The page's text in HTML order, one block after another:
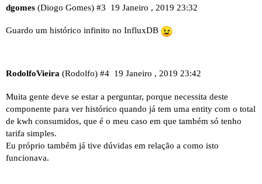
dgomes (Diogo Gomes) 19 Janeiro , 2019 23:32
#3
Guardo um histórico infinito no InfluxDB
RodolfoVieira (Rodolfo) 19 Janeiro , 2019 23:42
#4
Muita gente deve se estar a perguntar, porque necessita deste
componente para ver histórico quando já tem uma entity com o total
de kwh consumidos, que é o meu caso em que também só tenho
tarifa simples.
Eu próprio também já tive dúvidas em relação a como isto
funcionava.